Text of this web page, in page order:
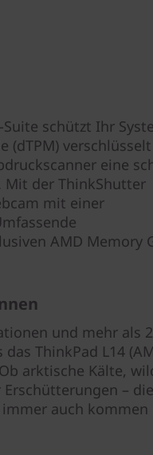
schützt Ihr
(dTPM)
eine
Mit der ThinkShutter
mit einer
AMD Memory
und mehr als
ThinkPad L14
arktische Kälte,
–
auch kommen